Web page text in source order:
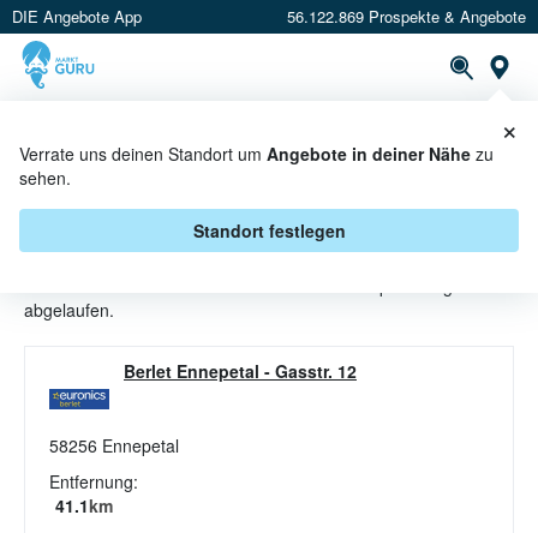
DIE Angebote App 56.122.869 Prospekte & Angebote
Verrate uns deinen Standort um Angebote in deiner Nähe zu
sehen.
Standort festlegen
×
GESCHIRRSPÜLER ANGEBOTE &
AKTIONEN BEI BERLET
abgelaufen.
Berlet Ennepetal - Gasstr. 12
58256 Ennepetal
Entfernung:
41.1km